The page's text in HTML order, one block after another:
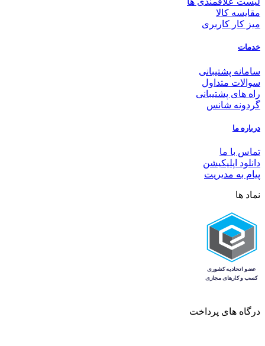
مقایسه کالا
میز کار کاربری
خدمات
سامانه پشتیبانی
سوالات متداول
راه های پشتیبانی
گردونه شانس
درباره ما
تماس با ما
دانلود اپلیکیشن
پیام به مدیریت
نماد ها
درگاه های پرداخت